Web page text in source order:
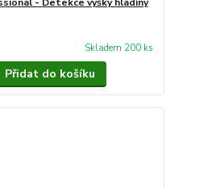
Skladem 200 ks
Přidat do košíku